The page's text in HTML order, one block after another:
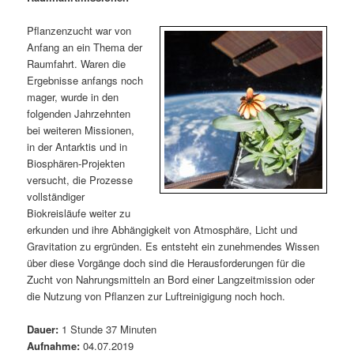
ä
r
e
n
I
n
h
a
t
n
d
ä
r
e
n
I
n
a
n
v
i
g
a
t
i
o
n
Pflanzenzucht war von
Anfang an ein Thema der
Raumfahrt. Waren die
Ergebnisse anfangs noch
mager, wurde in den
folgenden Jahrzehnten
bei weiteren Missionen,
in der Antarktis und in
Biosphären-Projekten
versucht, die Prozesse
vollständiger
Biokreisläufe weiter zu
erkunden und ihre Abhängigkeit von Atmosphäre, Licht und
Gravitation zu ergründen. Es entsteht ein zunehmendes Wissen
über diese Vorgänge doch sind die Herausforderungen für die
Zucht von Nahrungsmitteln an Bord einer Langzeitmission oder
die Nutzung von Pflanzen zur Luftreinigigung noch hoch.
Dauer: 1 Stunde 37 Minuten
Aufnahme: 04.07.2019